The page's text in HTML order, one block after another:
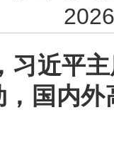
习近平
国内